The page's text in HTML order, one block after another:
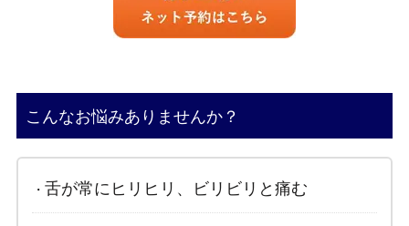
こんなお悩みありませんか？
舌が常にヒリヒリ、ビリビリと痛む